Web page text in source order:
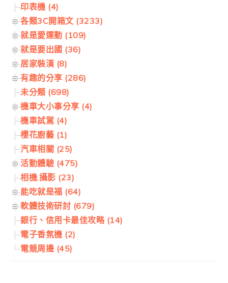
印表機 (4)
各類3C開箱文 (3233)
就是愛運動 (109)
就是要出國 (36)
居家裝潢 (8)
有趣的分享 (286)
未分類 (698)
機車大小事分享 (4)
機車試駕 (4)
櫻花廚藝 (1)
汽車相關 (25)
活動體驗 (475)
相機.攝影 (23)
能吃就是福 (64)
軟體技術研討 (679)
銀行、信用卡最佳攻略 (14)
電子香氛機 (2)
電競周邊 (45)